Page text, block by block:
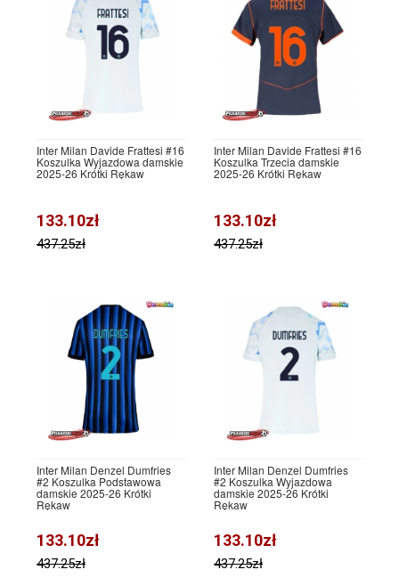
Inter Milan Davide Frattesi #16
Koszulka Wyjazdowa damskie
2025-26 Krótki Rękaw
133.10zł
437.25zł
Inter Milan Davide Frattesi #16
Koszulka Trzecia damskie
2025-26 Krótki Rękaw
133.10zł
437.25zł
Inter Milan Denzel Dumfries
#2 Koszulka Podstawowa
damskie 2025-26 Krótki
Rękaw
133.10zł
437.25zł
Inter Milan Denzel Dumfries
#2 Koszulka Wyjazdowa
damskie 2025-26 Krótki
Rękaw
133.10zł
437.25zł